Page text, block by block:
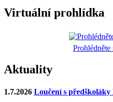
Virtuální prohlídka
Prohlédněte
Aktuality
1.7.2026 Loučení s předškoláky